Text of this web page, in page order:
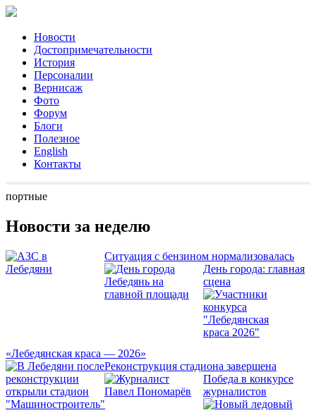
Новости
Достопримечательности
История
Персоналии
Вернисаж
Фото
Форум
Блоги
Полезное
English
Контакты
портные
Новости за неделю
Ситуация с бензином нормализовалась
День города: главная
сцена
«Лебедянская краса — 2026»
Реконструкция стадиона завершена
Победа в конкурсе
журналистов